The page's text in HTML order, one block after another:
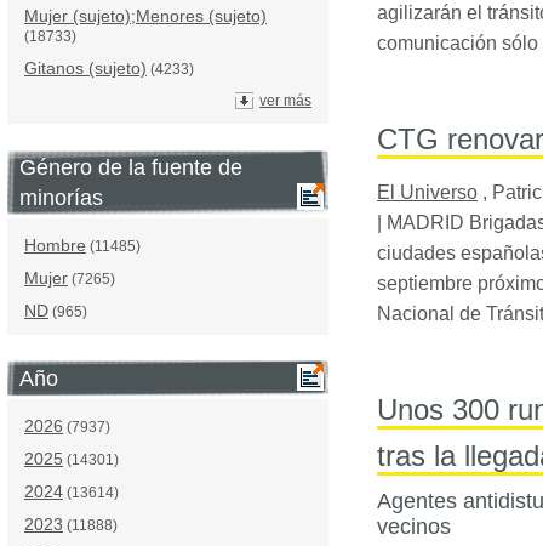
Mujer (sujeto);Menores (sujeto)
(18733)
Gitanos (sujeto) (4233)
ver más
Género de la fuente de
minorías
Hombre (11485)
Mujer (7265)
ND (965)
Año
2026 (7937)
2025 (14301)
2024 (13614)
2023 (11888)
agilizarán el
comunicación
CTG
El Universo ,
MADRID
ciudades
septiembre
Nacional de
Unos 300
tras la
Agentes
vecinos